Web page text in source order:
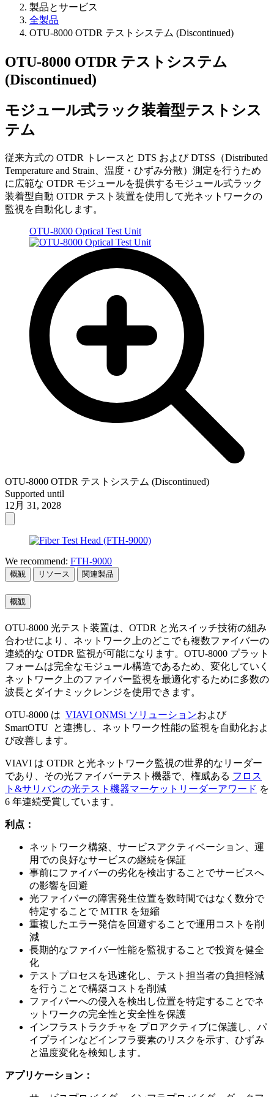
製品とサービス
全製品
OTU-8000 OTDR テストシステム (Discontinued)
OTU-8000 OTDR テストシステム
(Discontinued)
モジュール式ラック装着型テストシス
テム
従来方式の OTDR トレースと DTS および DTSS（Distributed
Temperature and Strain、温度・ひずみ分散）測定を行うため
に広範な OTDR モジュールを提供するモジュール式ラック
装着型自動 OTDR テスト装置を使用して光ネットワークの
監視を自動化します。
OTU-8000 Optical Test Unit
OTU-8000 OTDR テストシステム (Discontinued)
Supported until
12月 31, 2028
We recommend: FTH-9000
概観 リソース 関連製品
概観
OTU-8000 光テスト装置は、OTDR と光スイッチ技術の組み
合わせにより、ネットワーク上のどこでも複数ファイバーの
連続的な OTDR 監視が可能になります。OTU-8000 プラット
フォームは完全なモジュール構造であるため、変化していく
ネットワーク上のファイバー監視を最適化するために多数の
波長とダイナミックレンジを使用できます。
OTU-8000 は VIAVI ONMSi ソリューションおよび
SmartOTU と連携し、ネットワーク性能の監視を自動化およ
び改善します。
VIAVI は OTDR と光ネットワーク監視の世界的なリーダー
であり、その光ファイバーテスト機器で、権威ある フロス
ト&サリバンの光テスト機器マーケットリーダーアワード を
6 年連続受賞しています。
利点：
ネットワーク構築、サービスアクティベーション、運
用での良好なサービスの継続を保証
事前にファイバーの劣化を検出することでサービスへ
の影響を回避
光ファイバーの障害発生位置を数時間ではなく数分で
特定することで MTTR を短縮
重複したエラー発信を回避することで運用コストを削
減
長期的なファイバー性能を監視することで投資を健全
化
テストプロセスを迅速化し、テスト担当者の負担軽減
を行うことで構築コストを削減
ファイバーへの侵入を検出し位置を特定することでネ
ットワークの完全性と安全性を保護
インフラストラクチャを プロアクティブに保護し、パ
イプラインなどインフラ要素のリスクを示す、ひずみ
と温度変化を検知します。
アプリケーション：